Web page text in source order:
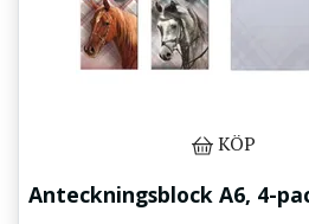
KÖP
Anteckningsblock A6, 4-